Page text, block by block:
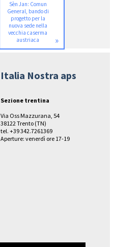
Sèn Jan: Comun
General, bando di
progetto per la
nuova sede nella
vecchia caserma
austriaca
»
Italia Nostra aps
Sezione trentina
Via Oss Mazzurana, 54
38122 Trento (TN)
tel. +39 342.7261369
Aperture: venerdì ore 17-19